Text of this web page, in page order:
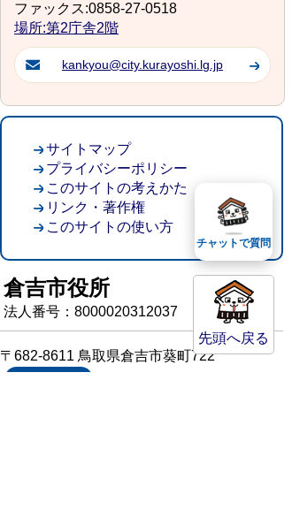
ファックス:0858-27-0518
場所:第2庁舎2階
kankyou@city.kurayoshi.lg.jp
先頭へ戻る
サイトマップ
プライバシーポリシー
このサイトの考えかた
リンク・著作権
このサイトの使い方
倉吉市役所
法人番号：8000020312037
〒682-8611 鳥取県倉吉市葵町722
チャットで質問